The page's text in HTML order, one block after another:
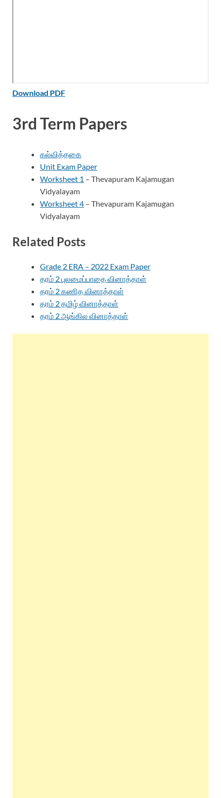
Download PDF
3rd Term Papers
கல்வித்தகை
Unit Exam Paper
Worksheet 1 – Thevapuram Kajamugan
Vidyalayam
Worksheet 4 – Thevapuram Kajamugan
Vidyalayam
Related Posts
Grade 2 ERA – 2022 Exam Paper
தரம் 2 புலமைப்பாதை வினாத்தாள்
தரம் 2 கணித வினாத்தாள்
தரம் 2 தமிழ் வினாத்தாள்
தரம் 2 ஆங்கில வினாத்தாள்